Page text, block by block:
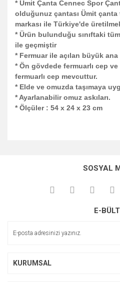
* Ümit Çanta Cennec Spor
olduğunuz çantası Ümit çanta
markası ile Türkiye'de
* Ürün bulunduğu sınıftaki
ile geçmiştir
* Fermuar ile açılan büyük ana
* Ön gövdede fermuarlı cep
fermuarlı cep mevcuttur.
* Elde ve omuzda taşımaya
* Ayarlanabilir omuz askıları.
* Ölçüler : 54 x 24 x 23 cm
kullanarak tarafımıza iletebilirsiniz.
Görüş ve önerileriniz için teşekkür
Ürün açıklamasında eksik
SOSYAL
E-
KURUMSAL